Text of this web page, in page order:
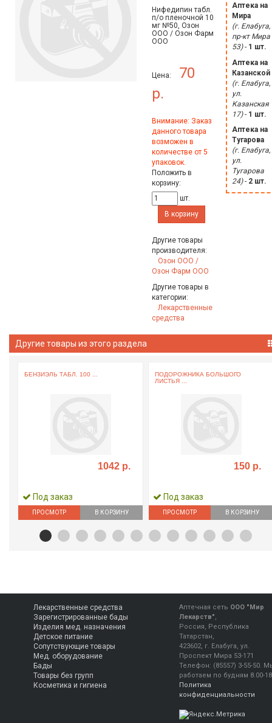
Нифедипин табл.
п/о пленочной 10
мг №50, Озон
ООО / Озон Фарм
ООО
Цена:
70
р.
Внимание: Заказ
данного товара
возможен в
количестве от 5
упаковок.
Положить в
корзину:
шт.
В корзину
Другие товары
производителя:
Озон ООО /
Озон Фарм ООО
Другие товары в
категории:
Лекарственные
средства
Аптека на
Мира
(г. Елабуга,
пр-кт Мира
53)- 1 шт.
Аптека на
Казанской
(г. Елабуга,
ул.
Казанская
17)- 1 шт.
Аптека на
Тугарова
(г. Елабуга,
ул.
Тугарова
24)- 2 шт.
Другие товары из этого раздела
БЕНЗИЭЛЬ ТАБЛ. 100 ...
1042 р.
Под заказ
ПРОСМОТР В КОРЗИНУ
ПОДОРОЖНИКА БОЛЬШОГО
ЛИСТЬЯ ...
150 р.
Под заказ
ПРОСМОТР В КОРЗИНУ
Лекарственные средства
Зарегистрированные бады
Изделия мед. назначения
Детское питание
Сопутствующие товары
Мед. оборудование
Бады
Товары без групп
Косметика и гигиена
Аптечная сеть ООО "Мир
Лекарств",
Россия, Республика
Татарстан,
423602, г. Елабуга, ул.
Проспект Мира 53-171
Телефон: (85557) 3-55-50.
работаем по будням 8.00-
Политика
конфиденциальности